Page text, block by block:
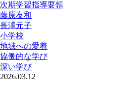
次期学習指導要領
藤原友和
長澤元子
小学校
地域への愛着
協働的な学び
深い学び
2026.03.12